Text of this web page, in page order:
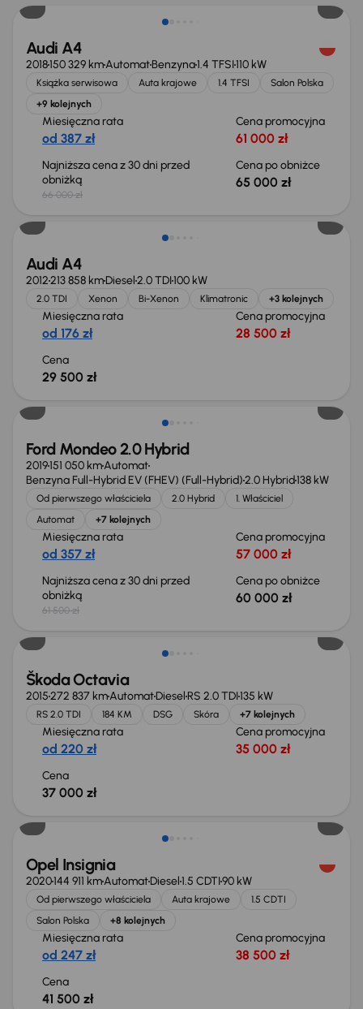
Audi A4
2018150 329 kmAutomatBenzyna1.4 TFSI110 kW
Książka serwisowa Auta krajowe 1.4 TFSI
Salon Polska
+9 kolejnych
Miesięczna rata
od 387 zł
Cena promocyjna
61 000 zł
Najniższa cena z 30 dni przed
obniżką
66 000 zł
Cena po obniżce
65 000 zł
Audi A4
2012213 858 kmDiesel2.0 TDI100 kW
2.0 TDI Xenon Bi-Xenon Klimatronic +3 kolejnych
Miesięczna rata
od 176 zł
Cena promocyjna
28 500 zł
Cena
29 500 zł
Taniej o 1 500 zł
Ford Mondeo 2.0 Hybrid
2019151 050 kmAutomat
Benzyna Full-Hybrid EV (FHEV) (Full-Hybrid)2.0 Hybrid138 kW
Od pierwszego właściciela 2.0 Hybrid
1. Właściciel
Automat
+7 kolejnych
Miesięczna rata
od 357 zł
Cena promocyjna
57 000 zł
Najniższa cena z 30 dni przed
obniżką
61 500 zł
Cena po obniżce
60 000 zł
Škoda Octavia
2015272 837 kmAutomatDiesel RS 2.0 TDI135 kW
RS 2.0 TDI 184 KM DSG Skóra +7 kolejnych
Miesięczna rata
od 220 zł
Cena promocyjna
35 000 zł
Cena
37 000 zł
Opel Insignia
2020144 911 kmAutomatDiesel1.5 CDTI90 kW
Od pierwszego właściciela Auta krajowe
1.5 CDTI
Salon Polska
+8 kolejnych
Miesięczna rata
od 247 zł
Cena promocyjna
38 500 zł
Cena
41 500 zł